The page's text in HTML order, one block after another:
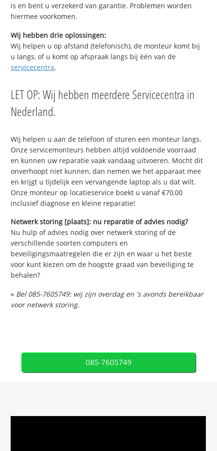
is en bent u verzekerd van garantie. Problemen worden
hiermee voorkomen.
Wij hebben drie oplossingen:
Wij helpen u op afstand (telefonisch), de monteur komt bij
u langs, of u komt op afspraak langs bij één van de
servicecentra.
LET OP: Wij hebben meerdere Servicecentra in
Nederland.
Wij helpen u aan de telefoon of sturen een monteur langs.
Onze servicemonteurs hebben altijd voldoende voorraad
en kunnen uw reparatie vaak vandaag uitvoeren. Mocht dit
onverhoopt niet kunnen, dan nemen we het apparaat mee
en krijgt u tijdelijk een vervangende laptop als u dat wilt.
Onze monteur op locatieservice boekt u vanaf €70,00
inclusief diagnose en kleine reparatie!
Netwerk storing [plaats]: nu reparatie of advies nodig?
Nu hulp of advies nodig over netwerk storing of de
verschillende soorten computers en
beveiligingsmaatregelen die er zijn en waar u het beste
voor kunt kiezen om de hoogste graad van beveiliging te
behalen?
» Bel 085-7605749: wij zijn overdag en 's avonds bereikbaar
voor netwerk storing.
085-7605749